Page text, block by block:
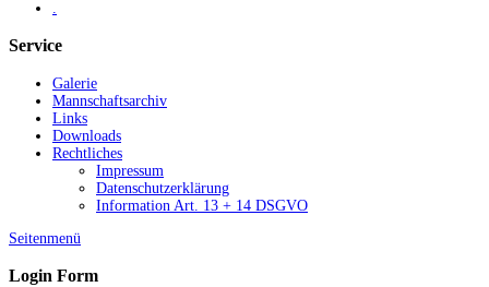
Service
Galerie
Mannschaftsarchiv
Links
Downloads
Rechtliches
Impressum
Datenschutzerklärung
Information Art. 13 + 14 DSGVO
Seitenmenü
Login Form